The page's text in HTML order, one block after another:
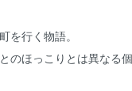
を行く物語。
のほっこりとは異なる